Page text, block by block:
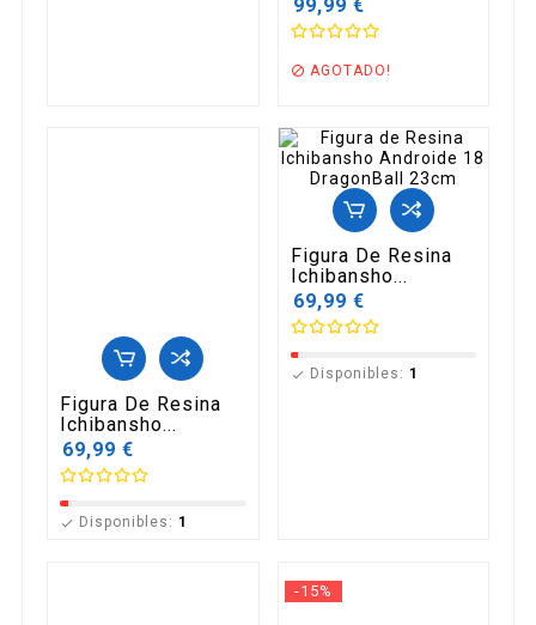
99,99 €
 AGOTADO!
Figura De Resina
Ichibansho...
69,99 €
 Disponibles: 1
Figura De Resina
Ichibansho...
69,99 €
 Disponibles: 1
-15%